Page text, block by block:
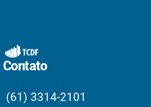
Contato
(61) 3314-2101